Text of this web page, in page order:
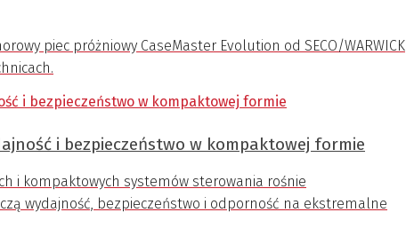
piec próżniowy CaseMaster Evolution od SECO/WARWICK
i bezpieczeństwo w kompaktowej formie
i kompaktowych systemów sterowania rośnie
wydajność, bezpieczeństwo i odporność na ekstremalne